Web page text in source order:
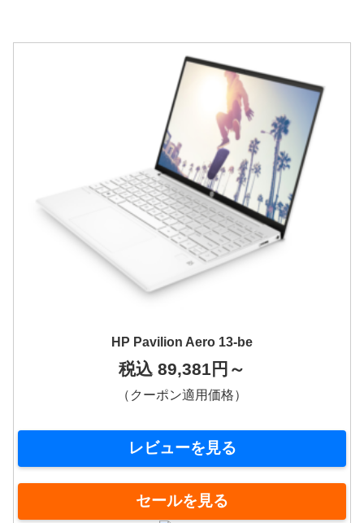
HP Pavilion Aero 13-be
税込 89,381円～
（クーポン適用価格）
レビューを見る
セールを見る